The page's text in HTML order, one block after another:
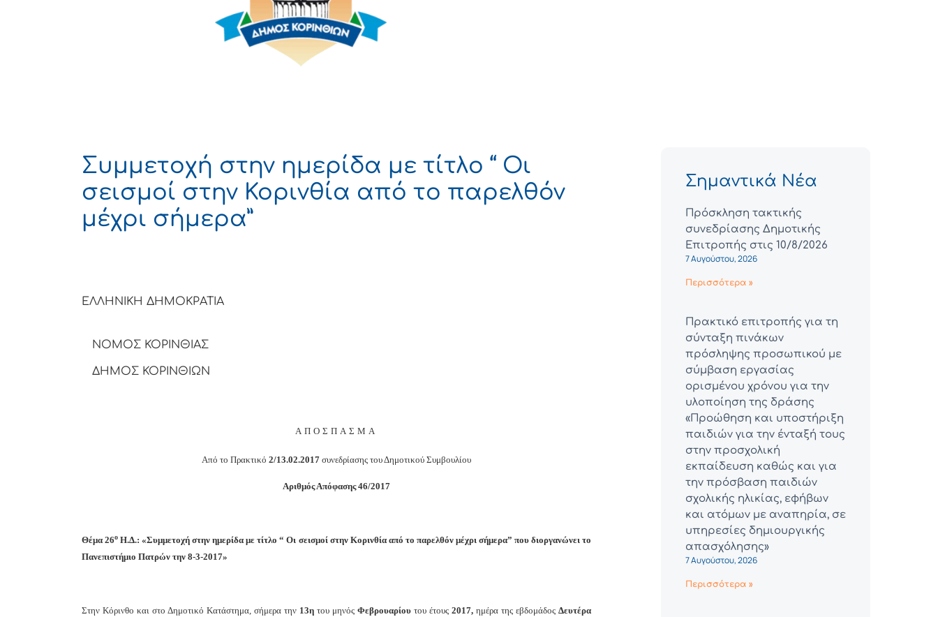
Συμμετοχή στην ημερίδα με τίτλο “ Οι
σεισμοί στην Κορινθία από το παρελθόν
μέχρι σήμερα”
ΕΛΛΗΝΙΚΗ ΔΗΜΟΚΡΑΤΙΑ
ΝΟΜΟΣ ΚΟΡΙΝΘΙΑΣ
ΔΗΜΟΣ ΚΟΡΙΝΘΙΩΝ
ΑΠΟΣΠΑΣΜΑ
Από το Πρακτικό 2/13.02.2017 συνεδρίασης του Δημοτικού Συμβουλίου
Αριθμός Απόφασης46/2017
Θέμα 26ο Η.Δ.: «Συμμετοχή στην ημερίδα με τίτλο “ Οι σεισμοί στην Κορινθία από το παρελθόν μέχρι σήμερα” που διοργανώνει το
Πανεπιστήμιο Πατρών την 8-3-2017»
Στην Κόρινθο και στο Δημοτικό Κατάστημα, σήμερα την 13η του μηνός Φεβρουαρίου του έτους 2017, ημέρα της εβδομάδος Δευτέρα
Σημαντικά Νέα
Πρόσκληση τακτικής
συνεδρίασης Δημοτικής
Επιτροπής στις 10/8/2026
7 Αυγούστου, 2026
Περισσότερα »
Πρακτικό επιτροπής για τη
σύνταξη πινάκων
πρόσληψης προσωπικού με
σύμβαση εργασίας
ορισμένου χρόνου για την
υλοποίηση της δράσης
«Προώθηση και υποστήριξη
παιδιών για την ένταξή τους
στην προσχολική
εκπαίδευση καθώς και για
την πρόσβαση παιδιών
σχολικής ηλικίας, εφήβων
και ατόμων με αναπηρία, σε
υπηρεσίες δημιουργικής
απασχόλησης»
7 Αυγούστου, 2026
Περισσότερα »